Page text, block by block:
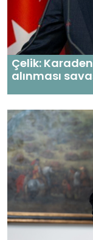
Çelik:
alınması